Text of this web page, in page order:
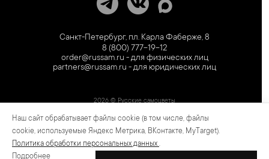
Санкт-Петербург, пл. Карла Фаберже, 8
8 (800) 777-19-12
order@russam.ru - для физических лиц
partners@russam.ru - для юридических лиц
2026 © Русские самоцветы
Предложение не является публичной офертой. Цены на сайте и в розничной сети
могут отличаться. Информация на сайте о товаре носит рекламный характер и
расценивается как приглашение делать оферты на основании п.1 ст. 437
Гражданского кодекса РФ.
Наш сайт обрабатывает файлы cookie (в том числе, файлы
cookie, используемые Яндекс Метрика, ВКонтакте, MyTarget).
Политика обработки персональных данных .
Подробнее